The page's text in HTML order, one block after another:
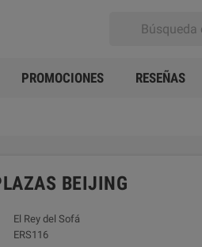
PROMOCIONES RESEÑAS
BEIJING
El Rey del Sofá
ERS116